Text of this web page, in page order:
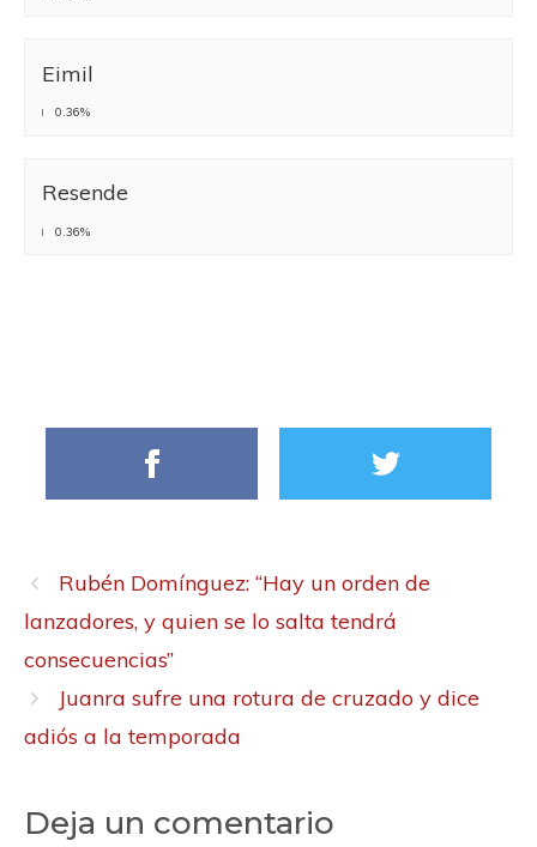
Eimil
0.36%
Resende
0.36%
Rubén Domínguez: “Hay un orden de
lanzadores, y quien se lo salta tendrá
consecuencias”
Juanra sufre una rotura de cruzado y dice
adiós a la temporada
Deja un comentario